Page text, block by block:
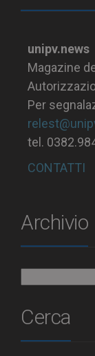
unipv.news
Magazine
Per
tel.
CONTATTI
Archivio
Cerca